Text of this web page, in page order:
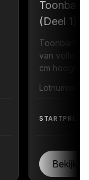
(Deel 1)
Toonbank
van
cm hoogte
Lotnummer
STARTPRIJS
Bekijk